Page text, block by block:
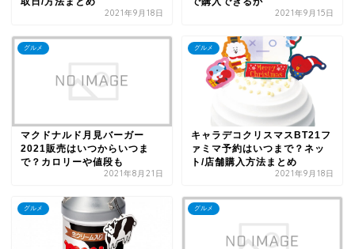
2021年9月18日 2021年9月15日
グルメ
マクドナルド月見バーガー
2021販売はいつからいつま
で？カロリーや値段も
2021年8月21日
グルメ
キャラデコクリスマスBT21フ
ァミマ予約はいつまで？ネッ
ト/店舗購入方法まとめ
2021年9月18日
グルメ グルメ